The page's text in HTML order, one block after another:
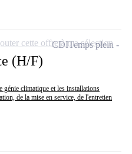
(H/F)
génie climatique et les installations
de la mise en service, de l'entretien
CDITemps plein
cette offre à ma sélection